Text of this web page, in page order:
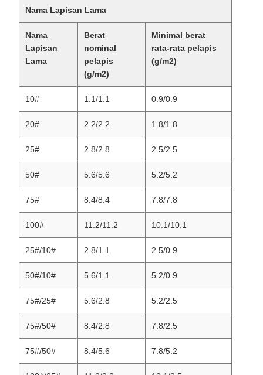
Nama Lapisan Lama
Nama
Lapisan
Lama
Berat
nominal
pelapis
(g/m2)
Minimal berat
rata-rata pelapis
(g/m2)
10# 1.1/1.1 0.9/0.9
20# 2.2/2.2 1.8/1.8
25# 2.8/2.8 2.5/2.5
50# 5.6/5.6 5.2/5.2
75# 8.4/8.4 7.8/7.8
100# 11.2/11.2 10.1/10.1
25#/10# 2.8/1.1 2.5/0.9
50#/10# 5.6/1.1 5.2/0.9
75#/25# 5.6/2.8 5.2/2.5
75#/50# 8.4/2.8 7.8/2.5
75#/50# 8.4/5.6 7.8/5.2